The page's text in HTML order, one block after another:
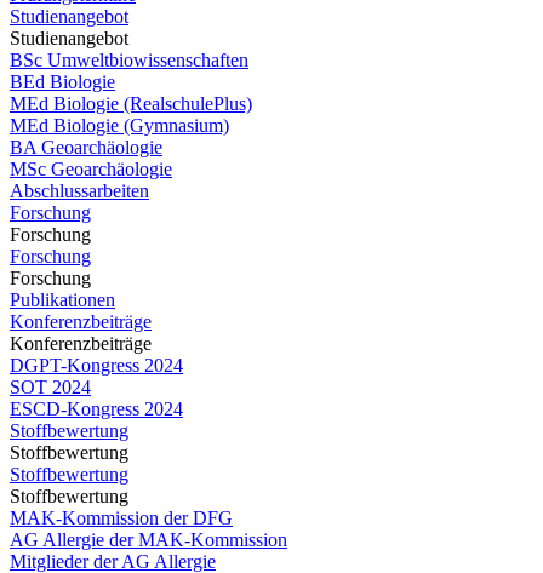
Studienangebot
Studienangebot
BSc Umweltbiowissenschaften
BEd Biologie
MEd Biologie (RealschulePlus)
MEd Biologie (Gymnasium)
BA Geoarchäologie
MSc Geoarchäologie
Abschlussarbeiten
Forschung
Forschung
Forschung
Forschung
Publikationen
Konferenzbeiträge
Konferenzbeiträge
DGPT-Kongress 2024
SOT 2024
ESCD-Kongress 2024
Stoffbewertung
Stoffbewertung
Stoffbewertung
Stoffbewertung
MAK-Kommission der DFG
AG Allergie der MAK-Kommission
Mitglieder der AG Allergie